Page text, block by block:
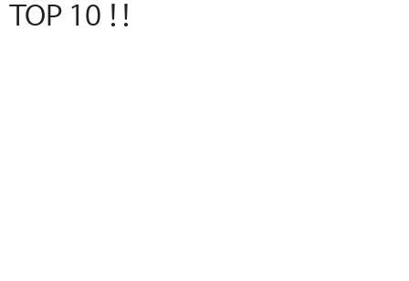
TOP 10 !!